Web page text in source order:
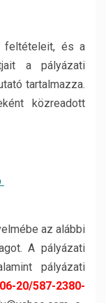
feltételeit, és a
a pályázati
tartalmazza.
közreadott
az alábbi
A pályázati
pályázati
06-20/587-2380-